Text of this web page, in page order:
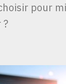
pour